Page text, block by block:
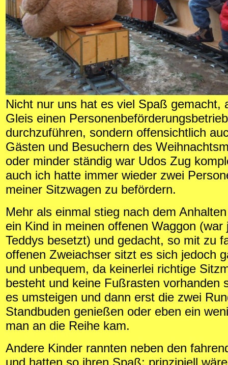
Nicht nur uns hat es viel Spaß gemacht,
Gleis einen Personenbeförderungsbetrieb
durchzuführen, sondern offensichtlich
Gästen und Besuchern des
oder minder ständig war Udos Zug
auch ich hatte immer wieder zwei
meiner Sitzwagen zu befördern.
Mehr als einmal stieg nach dem
ein Kind in meinen offenen Waggon (war
Teddys besetzt) und gedacht, so mit zu
offenen Zweiachser sitzt es sich jedoch
und unbequem, da keinerlei richtige
besteht und keine Fußrasten vorhanden
es umsteigen und dann erst die zwei
Standbuden genießen oder eben ein
man an die Reihe kam.
Andere Kinder rannten neben den
und hatten so ihren Spaß; prinzipiell